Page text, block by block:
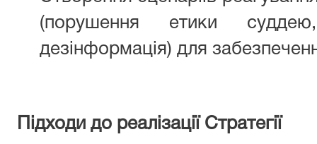
(порушення етики
дезінформація) для
Підходи до реалізації Стратегії